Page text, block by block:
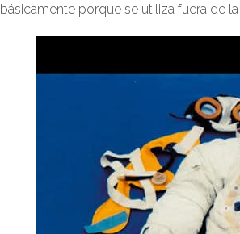
básicamente porque se utiliza fuera de